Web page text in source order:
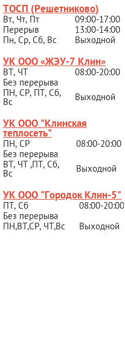
ТОСП (Решетниково)
Вт, Чт, Пт
09:00-17:00
Перерыв
13:00-14:00
Пн, Ср, Сб, Вс
Выходной
УК ООО «ЖЭУ-7 Клин»
ВТ, ЧТ
08:00-20:00
Без перерыва
ПН, СР, ПТ, Сб,
Вс Выходной
УК ООО "Клинская
теплосеть"
ПН, СР
08:00-20:00
Без перерыва
ВТ, ЧТ ,ПТ, Сб,
Вс Выходной
УК ООО "Городок Клин-5"
ПТ, Сб
08:00-20:00
Без перерыва
ПН,ВТ,СР, ЧТ,Вс Выходной